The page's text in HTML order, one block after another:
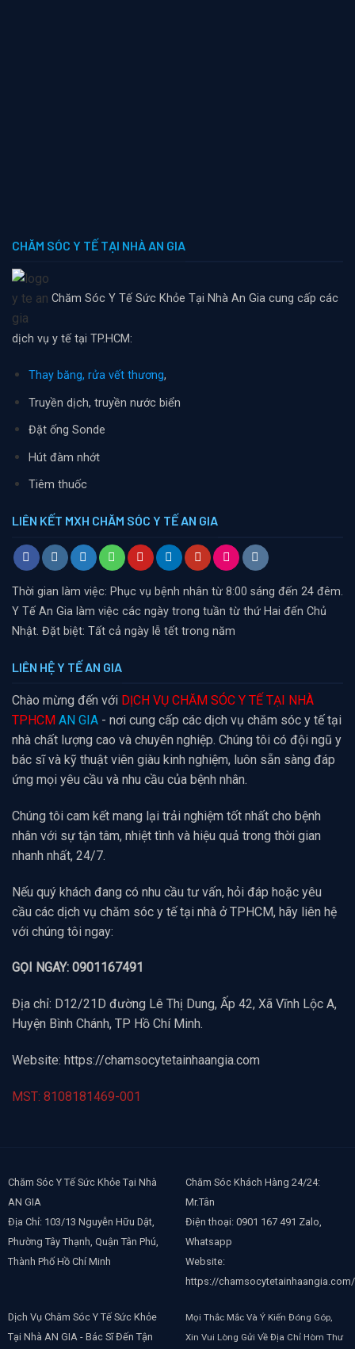
CHĂM SÓC Y TẾ TẠI NHÀ AN GIA
Chăm Sóc Y Tế Sức Khỏe Tại Nhà An Gia cung cấp các
dịch vụ y tế tại TP.HCM:
Thay băng, rửa vết thương,
Truyền dịch, truyền nước biển
Đặt ống Sonde
Hút đàm nhớt
Tiêm thuốc
LIÊN KẾT MXH CHĂM SÓC Y TẾ AN GIA
Thời gian làm việc: Phục vụ bệnh nhân từ 8:00 sáng đến 24 đêm.
Y Tế An Gia làm việc các ngày trong tuần từ thứ Hai đến Chủ
Nhật. Đặt biệt: Tất cả ngày lễ tết trong năm
LIÊN HỆ Y TẾ AN GIA
Chào mừng đến với DỊCH VỤ CHĂM SÓC Y TẾ TẠI NHÀ
TPHCM AN GIA - nơi cung cấp các dịch vụ chăm sóc y tế tại
nhà chất lượng cao và chuyên nghiệp. Chúng tôi có đội ngũ y
bác sĩ và kỹ thuật viên giàu kinh nghiệm, luôn sẵn sàng đáp
ứng mọi yêu cầu và nhu cầu của bệnh nhân.
Chúng tôi cam kết mang lại trải nghiệm tốt nhất cho bệnh
nhân với sự tận tâm, nhiệt tình và hiệu quả trong thời gian
nhanh nhất, 24/7.
Nếu quý khách đang có nhu cầu tư vấn, hỏi đáp hoặc yêu
cầu các dịch vụ chăm sóc y tế tại nhà ở TPHCM, hãy liên hệ
với chúng tôi ngay:
GỌI NGAY: 0901167491
Địa chỉ: D12/21D đường Lê Thị Dung, Ấp 42, Xã Vĩnh Lộc A,
Huyện Bình Chánh, TP Hồ Chí Minh.
Website: https://chamsocytetainhaangia.com
MST: 8108181469-001
Chăm Sóc Y Tế Sức Khỏe Tại Nhà
AN GIA
Địa Chỉ: 103/13 Nguyễn Hữu Dật,
Phường Tây Thạnh, Quận Tân Phú,
Thành Phố Hồ Chí Minh
Chăm Sóc Khách Hàng 24/24:
Mr.Tân
Điện thoại: 0901 167 491 Zalo,
Whatsapp
Website:
https://chamsocytetainhaangia.com/
Dịch Vụ Chăm Sóc Y Tế Sức Khỏe
Tại Nhà AN GIA - Bác Sĩ Đến Tận
Mọi Thắc Mắc Và Ý Kiến Đóng Góp,
Xin Vui Lòng Gửi Về Địa Chỉ Hòm Thư